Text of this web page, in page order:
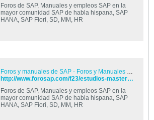
Foros de SAP, Manuales y empleos SAP en la
mayor comunidad SAP de habla hispana, SAP
HANA, SAP Fiori, SD, MM, HR
Foros y manuales de SAP - Foros y Manuales de SAP
http://www.forosap.com/f23/estudios-master-la-salle-madrid-t6426/
Foros de SAP, Manuales y empleos SAP en la
mayor comunidad SAP de habla hispana, SAP
HANA, SAP Fiori, SD, MM, HR